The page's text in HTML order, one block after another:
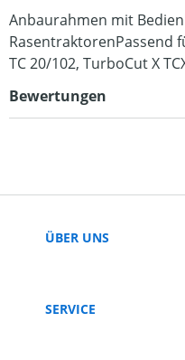
Anbaurahmen mit
RasentraktorenPassend
TC 20/102, TurboCut X
Bewertungen
ÜBER UNS
SERVICE